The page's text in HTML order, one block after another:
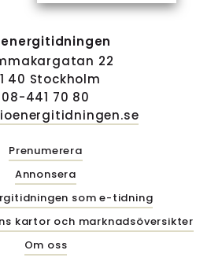
22
40 Stockholm
08-441 70 80
Prenumerera
Annonsera
som e-tidning
kartor och marknadsöversikter
Om oss